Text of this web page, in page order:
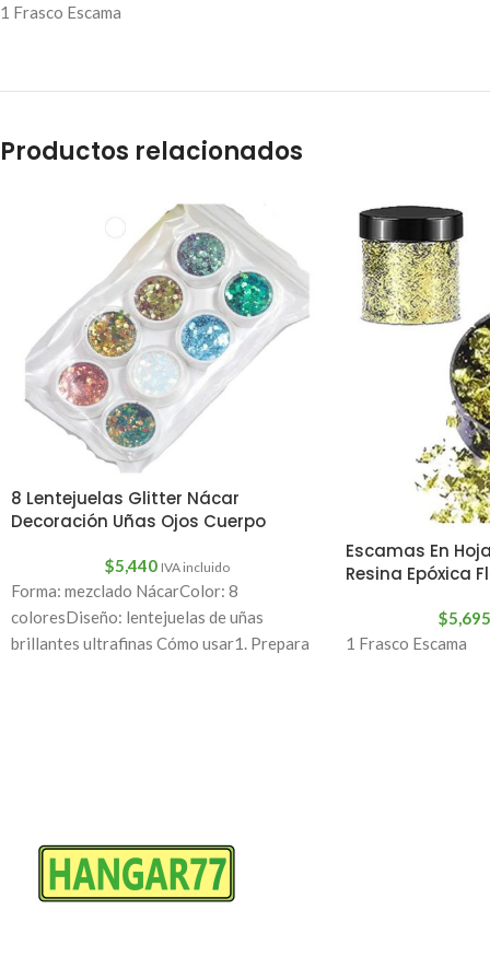
1 Frasco Escama
Productos relacionados
8 Lentejuelas Glitter Nácar
Decoración Uñas Ojos Cuerpo
$5,440 IVA incluido
Forma: mezclado NácarColor: 8
coloresDiseño: lentejuelas de uñas
brillantes ultrafinas Cómo usar1. Prepara
Escamas En
Resina Epóxica
$5,695
1 Frasco Escama